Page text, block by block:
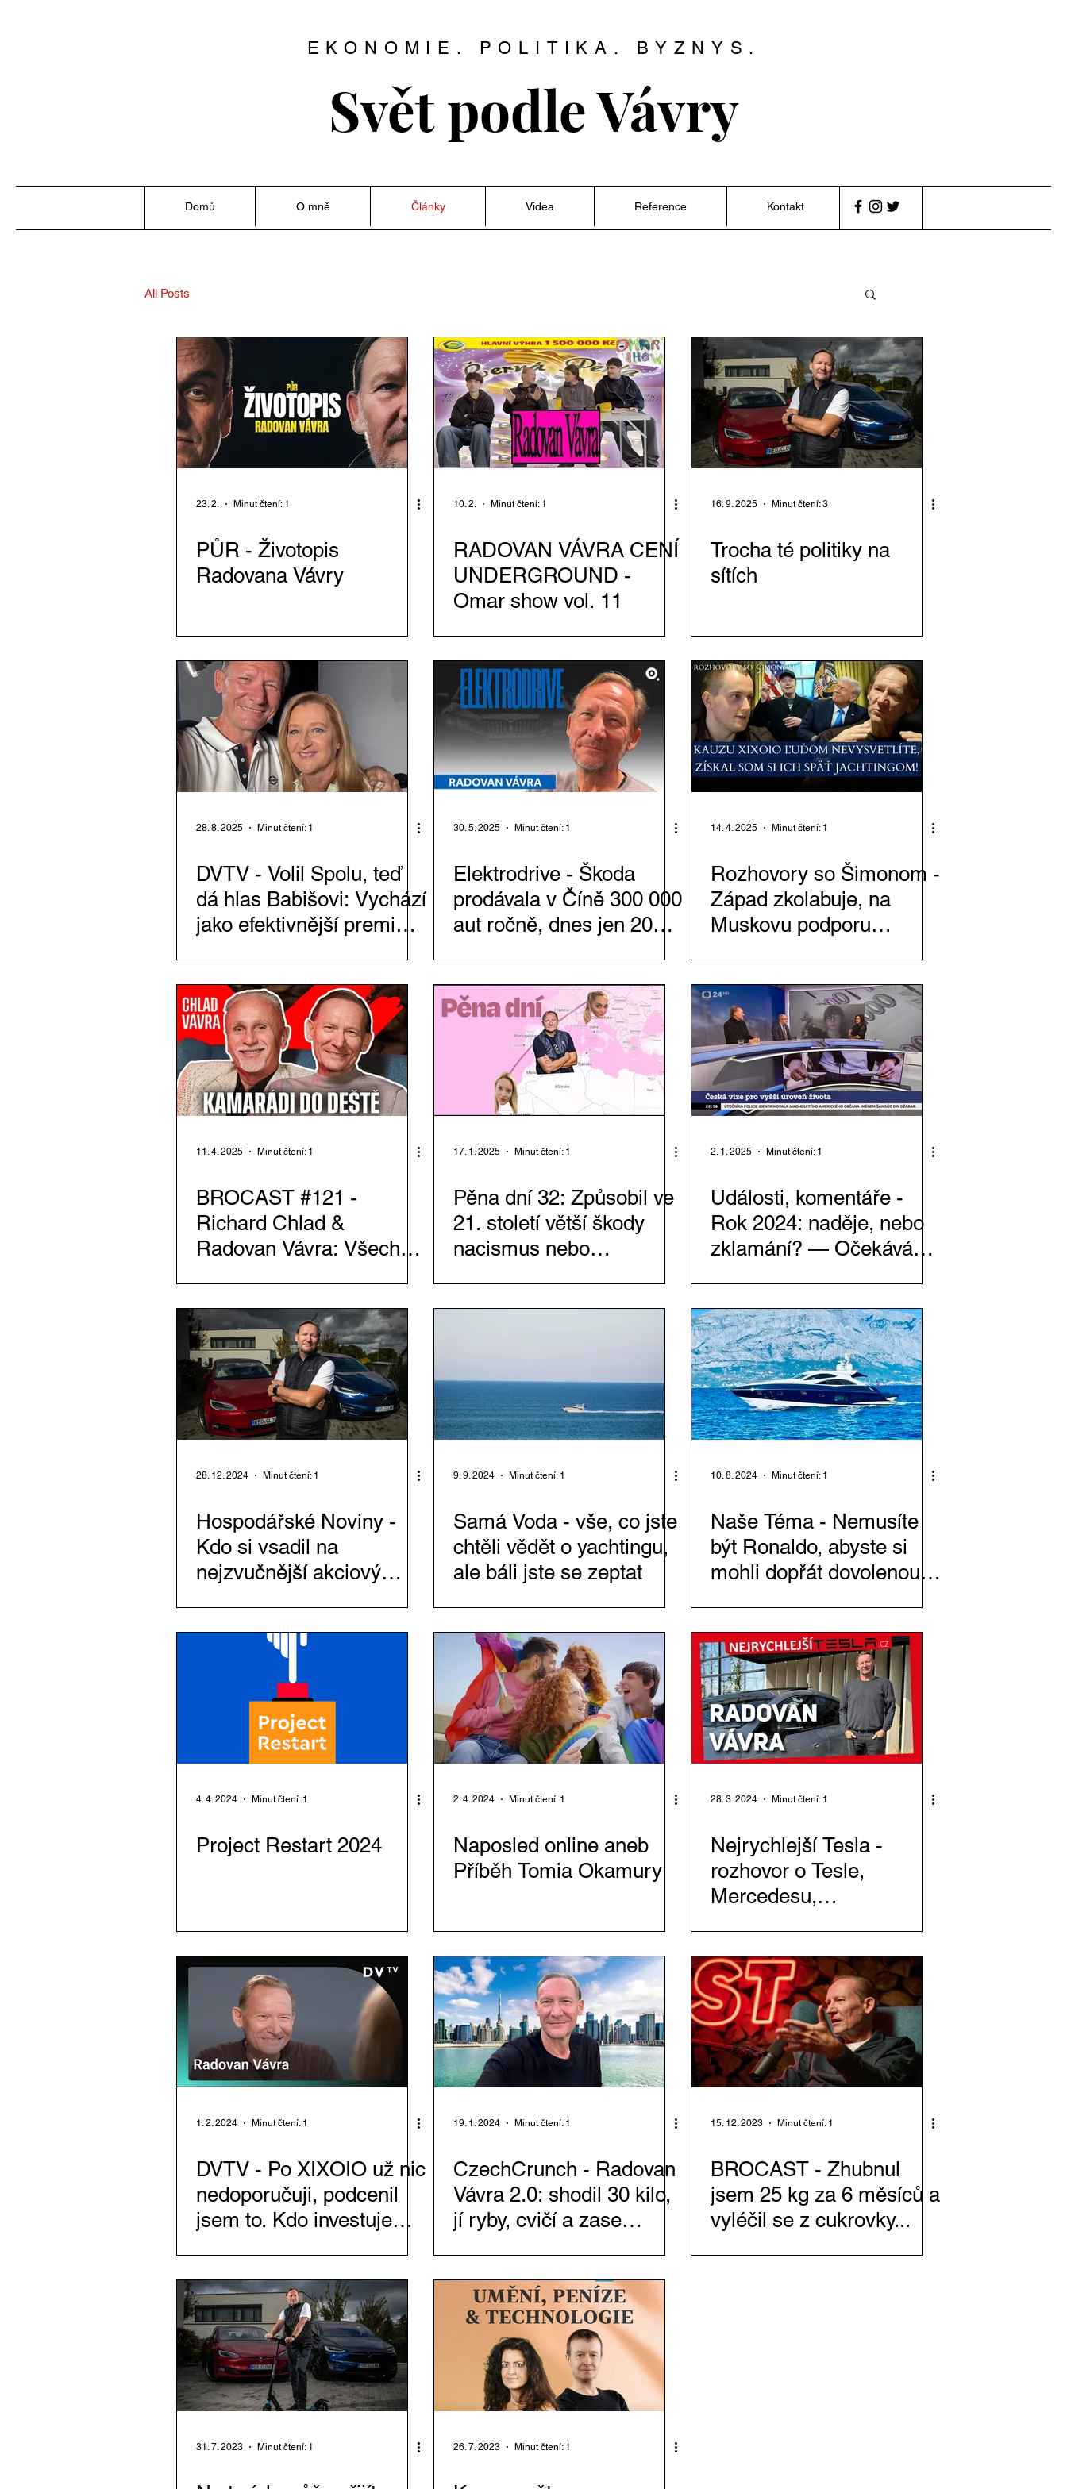
EKONOMIE. POLITIKA. BYZNYS.
Svět podle Vávry
Domů O mně Články Videa Reference Kontakt
All Posts
23. 2. Minut čtení: 1
PŮR - Životopis
Radovana Vávry
10. 2. Minut čtení: 1
RADOVAN VÁVRA CENÍ
UNDERGROUND -
Omar show vol. 11
16. 9. 2025 Minut čtení: 3
Trocha té politiky na
sítích
28. 8. 2025 Minut čtení: 1
DVTV - Volil Spolu, teď
dá hlas Babišovi: Vychází
jako efektivnější premiér
nebyl, říká Vávra
30. 5. 2025 Minut čtení: 1
Elektrodrive - Škoda
prodávala v Číně 300 000
aut ročně, dnes jen 20
textilek
14. 4. 2025 Minut čtení: 1
Rozhovory so Šimonom -
Západ zkolabuje, na
Muskovu podporu
11. 4. 2025 Minut čtení: 1
BROCAST #121 -
Richard Chlad &
Radovan Vávra: Všechno
17. 1. 2025 Minut čtení: 1
Pěna dní 32: Způsobil ve
21. století větší škody
nacismus nebo
2. 1. 2025 Minut čtení: 1
Události, komentáře -
Rok 2024: naděje, nebo
zklamání? — Očekávání
28. 12. 2024 Minut čtení: 1
Hospodářské Noviny -
Kdo si vsadil na
nejzvučnější akciový
9. 9. 2024 Minut čtení: 1
Samá Voda - vše, co jste
chtěli vědět o yachtingu,
ale báli jste se zeptat
10. 8. 2024 Minut čtení: 1
Naše Téma - Nemusíte
být Ronaldo, abyste si
mohli dopřát dovolenou
4. 4. 2024 Minut čtení: 1
Project Restart 2024
2. 4. 2024 Minut čtení: 1
Naposled online aneb
Příběh Tomia Okamury
28. 3. 2024 Minut čtení: 1
Nejrychlejší Tesla -
rozhovor o Tesle,
Mercedesu,
1. 2. 2024 Minut čtení: 1
DVTV - Po XIXOIO už nic
nedoporučuji, podcenil
jsem to. Kdo investuje
19. 1. 2024 Minut čtení: 1
CzechCrunch - Radovan
Vávra 2.0: shodil 30 kilo,
jí ryby, cvičí a zase
15. 12. 2023 Minut čtení: 1
BROCAST - Zhubnul
jsem 25 kg za 6 měsíců a
vyléčil se z cukrovky...
31. 7. 2023 Minut čtení: 1 26. 7. 2023 Minut čtení: 1